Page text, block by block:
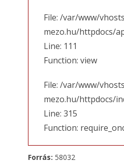
File: /var/www/
mezo.hu/httpdocs/
Line: 111
Function: view
File: /var/www/
mezo.hu/httpdocs/
Line: 315
Function:
Forrás: 58032